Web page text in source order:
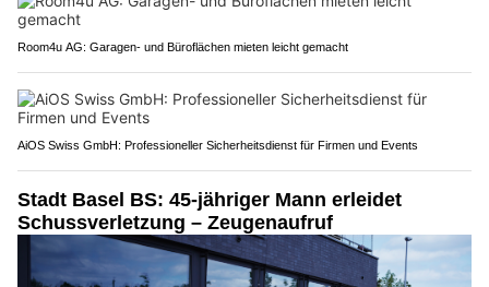
Room4u AG: Garagen- und Büroflächen mieten leicht gemacht
AiOS Swiss GmbH: Professioneller Sicherheitsdienst für Firmen und Events
Stadt Basel BS: 45-jähriger Mann erleidet
Schussverletzung – Zeugenaufruf